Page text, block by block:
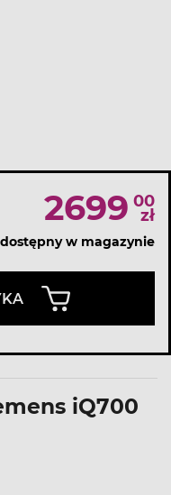
2699 00
zł
w magazynie
iQ700